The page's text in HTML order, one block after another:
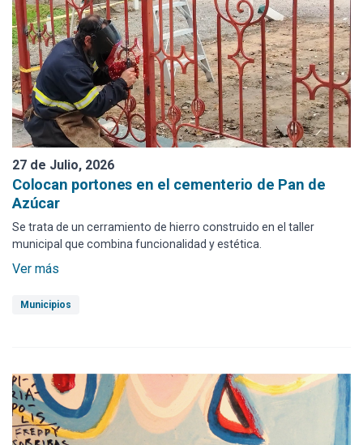
27 de Julio, 2026
Colocan portones en el cementerio de Pan de
Azúcar
Se trata de un cerramiento de hierro construido en el taller
municipal que combina funcionalidad y estética.
Ver más
Municipios